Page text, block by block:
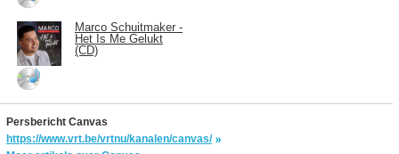
Marco Schuitmaker -
Het Is Me Gelukt
(CD)
Persbericht Canvas
https://www.vrt.be/vrtnu/kanalen/canvas/